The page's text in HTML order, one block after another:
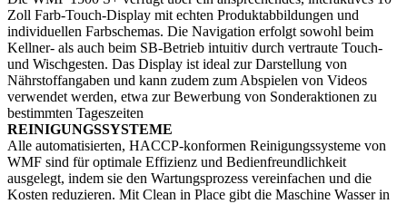
Zoll Farb-Touch-Display mit echten Produktabbildungen und
individuellen Farbschemas. Die Navigation erfolgt sowohl beim
Kellner- als auch beim SB-Betrieb intuitiv durch vertraute Touch-
und Wischgesten. Das Display ist ideal zur Darstellung von
Nährstoffangaben und kann zudem zum Abspielen von Videos
verwendet werden, etwa zur Bewerbung von Sonderaktionen zu
bestimmten Tageszeiten
REINIGUNGSSYSTEME
Alle automatisierten, HACCP-konformen Reinigungssysteme von
WMF sind für optimale Effizienz und Bedienfreundlichkeit
ausgelegt, indem sie den Wartungsprozess vereinfachen und die
Kosten reduzieren. Mit Clean in Place gibt die Maschine Wasser in